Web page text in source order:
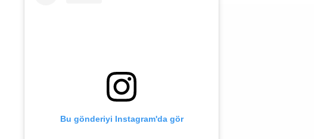
Bu gönderiyi Instagram'da gör